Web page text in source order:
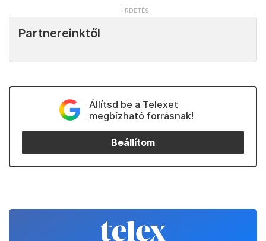
Partnereinktől
Állítsd be a Telexet
megbízható forrásnak!
Beállítom